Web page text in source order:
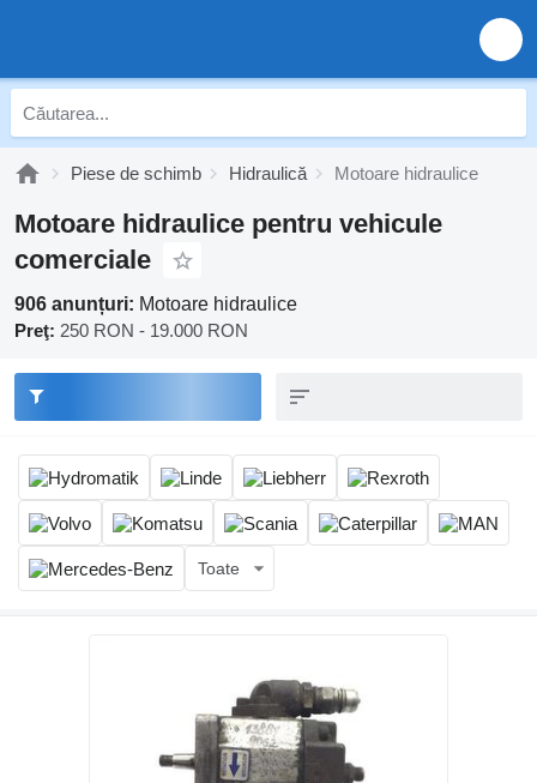
Piese de schimb Hidraulică Motoare hidraulice
Motoare hidraulice pentru vehicule
comerciale
906 anunțuri: Motoare hidraulice
Preţ: 250 RON - 19.000 RON
Toate